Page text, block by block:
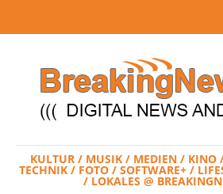
KULTUR / MUSIK / MEDIEN / KINO
TECHNIK / FOTO / SOFTWARE+ /
/ LOKALES @